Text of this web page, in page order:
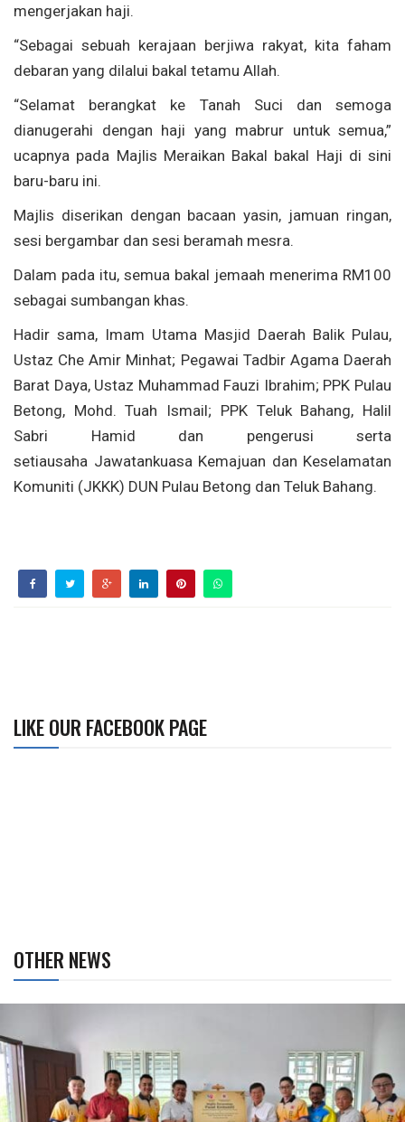
mengerjakan haji.
“Sebagai sebuah kerajaan berjiwa rakyat, kita faham
debaran yang dilalui bakal tetamu Allah.
“Selamat berangkat ke Tanah Suci dan semoga
dianugerahi dengan haji yang mabrur untuk semua,”
ucapnya pada Majlis Meraikan Bakal bakal Haji di sini
baru-baru ini.
Majlis diserikan dengan bacaan yasin, jamuan ringan,
sesi bergambar dan sesi beramah mesra.
Dalam pada itu, semua bakal jemaah menerima RM100
sebagai sumbangan khas.
Hadir sama, Imam Utama Masjid Daerah Balik Pulau,
Ustaz Che Amir Minhat; Pegawai Tadbir Agama Daerah
Barat Daya, Ustaz Muhammad Fauzi Ibrahim; PPK Pulau
Betong, Mohd. Tuah Ismail; PPK Teluk Bahang, Halil
Sabri Hamid dan pengerusi serta
setiausaha Jawatankuasa Kemajuan dan Keselamatan
Komuniti (JKKK) DUN Pulau Betong dan Teluk Bahang.
LIKE OUR FACEBOOK PAGE
OTHER NEWS